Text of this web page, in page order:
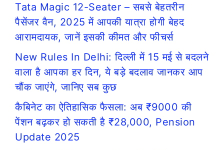
Tata Magic 12-Seater – सबसे बेहतरीन
पैसेंजर वैन, 2025 में आपकी यात्रा होगी बेहद
आरामदायक, जानें इसकी कीमत और फीचर्स
New Rules In Delhi: दिल्ली में 15 मई से बदलने
वाला है आपका हर दिन, ये बड़े बदलाव जानकर आप
चौंक जाएंगे, जानिए सब कुछ
कैबिनेट का ऐतिहासिक फैसला: अब ₹9000 की
पेंशन बढ़कर हो सकती है ₹28,000, Pension
Update 2025